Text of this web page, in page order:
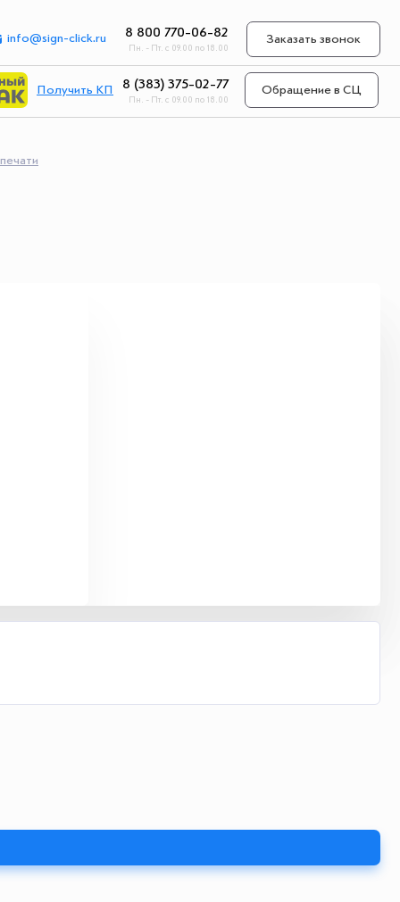
info@sign-click.ru 8 800 770-06-82
Пн. - Пт. с 09.00 по 18.00
Заказать звонок
Получить КП 8 (383) 375-02-77
Пн. - Пт. с 09.00 по 18.00
Обращение в СЦ